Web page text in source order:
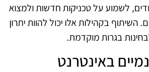
לשמוע על טכניקות חדשות ולמצוא
השיתוף בקהילות אלו יכול להוות יתרון
בגרות מוקדמת.
באינטרנט